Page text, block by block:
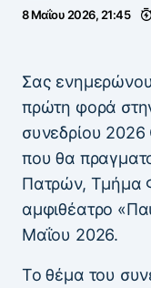
8 Μαΐου 2026, 21:45
Σας
πρώτη φορά
συνεδρίου
που θα
Πατρών, Τμήμα
αμφιθέατρο
Μαΐου 2026.
Το θέμα του